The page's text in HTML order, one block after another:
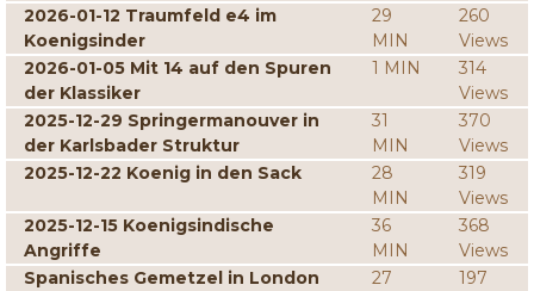
2026-01-12 Traumfeld e4 im
Koenigsinder
29
MIN
260
Views
2026-01-05 Mit 14 auf den Spuren
der Klassiker
1 MIN
314
Views
2025-12-29 Springermanouver in
der Karlsbader Struktur
31
MIN
370
Views
2025-12-22 Koenig in den Sack
28
MIN
319
Views
2025-12-15 Koenigsindische
Angriffe
36
MIN
368
Views
Spanisches Gemetzel in London
27
197